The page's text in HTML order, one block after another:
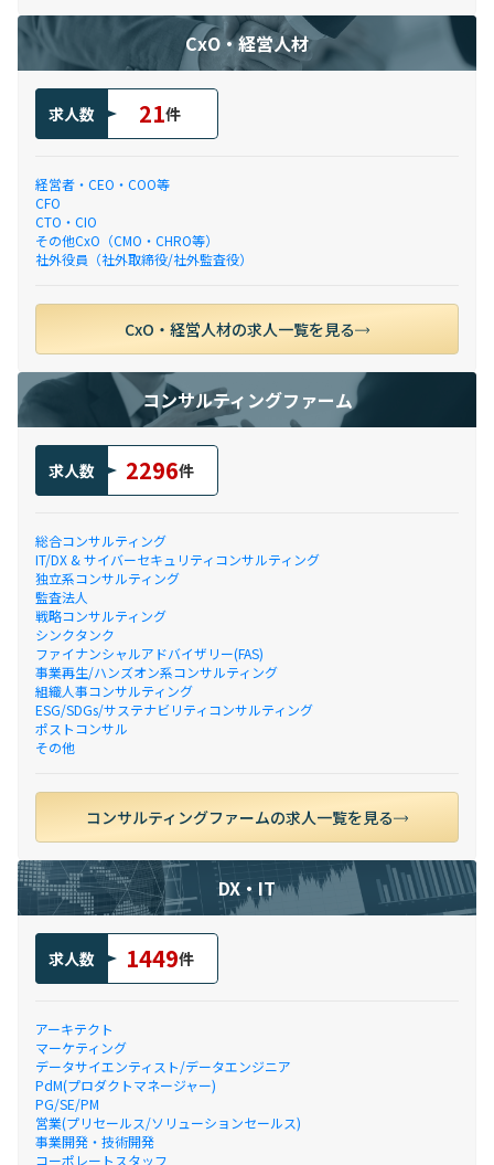
CxO・経営人材
求人数 21件
経営者・CEO・COO等
CFO
CTO・CIO
その他CxO（CMO・CHRO等）
社外役員（社外取締役/社外監査役）
CxO・経営人材の求人一覧を見る
コンサルティングファーム
求人数 2296件
総合コンサルティング
IT/DX & サイバーセキュリティコンサルティング
独立系コンサルティング
監査法人
戦略コンサルティング
シンクタンク
ファイナンシャルアドバイザリー(FAS)
事業再生/ハンズオン系コンサルティング
組織人事コンサルティング
ESG/SDGs/サステナビリティコンサルティング
ポストコンサル
その他
コンサルティングファームの求人一覧を見る
DX・IT
求人数 1449件
アーキテクト
マーケティング
データサイエンティスト/データエンジニア
PdM(プロダクトマネージャー)
PG/SE/PM
営業(プリセールス/ソリューションセールス)
事業開発・技術開発
コーポレートスタッフ